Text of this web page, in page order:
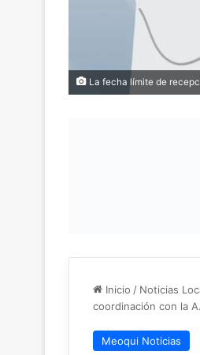
La fecha límite de
Inicio / Noticias
coordinación con la
Meoqui Noticias